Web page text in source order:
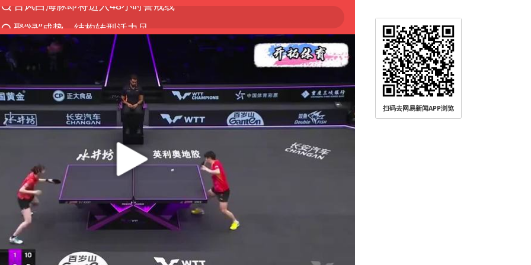
80后女柜员逆袭成4200亿银行副行长
郑国霖回应去景区上班被保安拦下
金饰克价大幅跳涨
台风白海豚可能在浙闽沿海登陆
多地要求领导干部带头休假
24小时不关空调 电费会更低吗
龚宝冬烈士安葬仪式举行
女子利用漏洞0元买了3千台电器
浙江舟山21条水上客运航线停航
今年4位周星驰电影配角去世
扫码去网易新闻APP浏览